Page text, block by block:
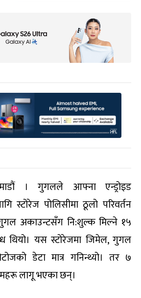
। गुगलले आफ्ना एन्ड्रोइड
स्टोरेज पोलिसीमा ठूलो परिवर्तन
अकाउन्टसँग नि:शुल्क मिल्ने १५
थियो। यस स्टोरेजमा जिमेल, गुगल
डेटा मात्र गनिन्थ्यो। तर ७
लागू भएका छन्।